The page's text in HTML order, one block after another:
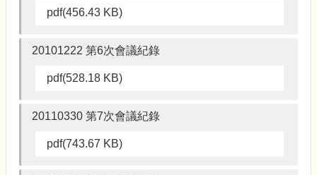
pdf(456.43 KB)
20101222 第6次會議紀錄
pdf(528.18 KB)
20110330 第7次會議紀錄
pdf(743.67 KB)